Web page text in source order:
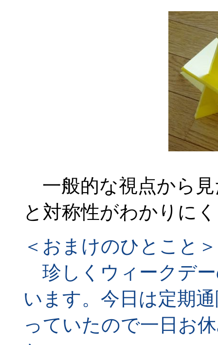
一般的な視点から
と対称性がわかりに
＜おまけのひとこと＞
珍しくウィークデー
います。今日は定期
っていたので一日お